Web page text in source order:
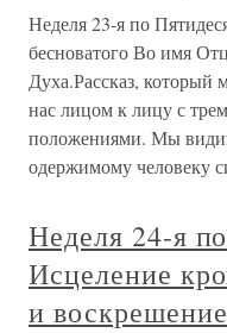
Неделя 23-я по
бесноватого Во имя
Духа.Рассказ, который
нас лицом к лицу с
положениями. Мы
одержимому человеку
Неделя 24-я
Исцеление
и